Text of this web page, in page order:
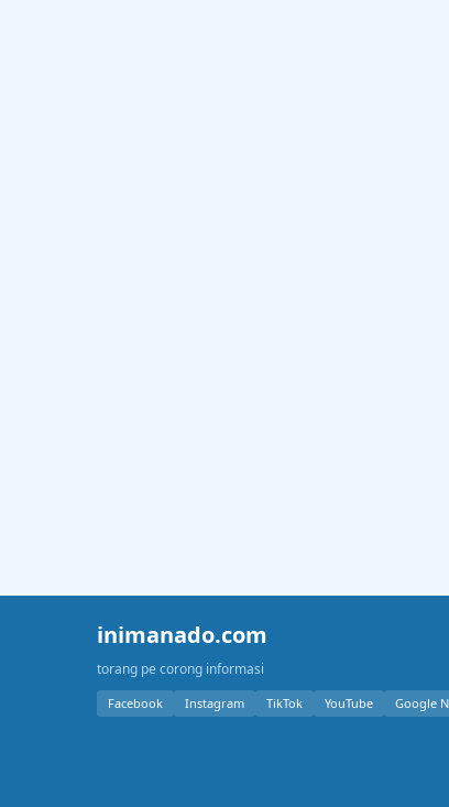
inimanado.com
torang pe corong informasi
Facebook Instagram TikTok YouTube Google